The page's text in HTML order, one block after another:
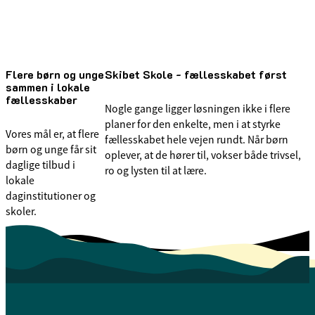
Flere børn og unge
sammen i lokale
fællesskaber
Vores mål er, at flere
børn og unge får sit
daglige tilbud i
lokale
daginstitutioner og
skoler.
Skibet Skole - fællesskabet først
Nogle gange ligger løsningen ikke i flere
planer for den enkelte, men i at styrke
fællesskabet hele vejen rundt. Når børn
oplever, at de hører til, vokser både trivsel,
ro og lysten til at lære.